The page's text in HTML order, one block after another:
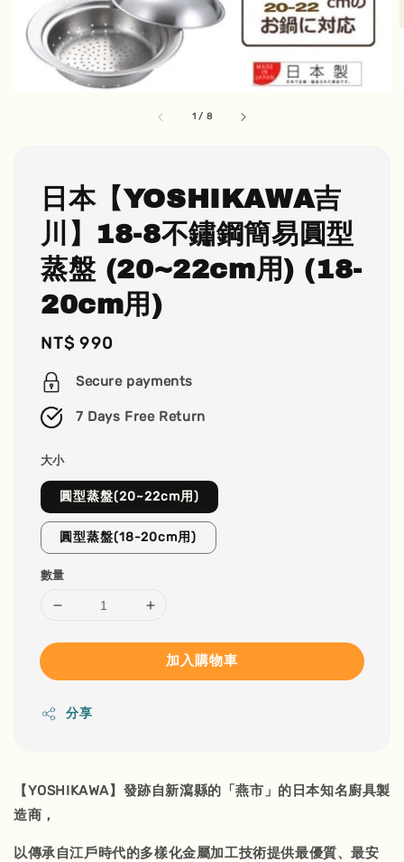
1 / 8
日本【YOSHIKAWA吉
川】18-8不鏽鋼簡易圓型
蒸盤 (20~22cm用) (18-
20cm用)
Regular
price
NT$ 990
Secure payments
7 Days Free Return
大小
圓型蒸盤(20~22cm用)
圓型蒸盤(18-20cm用)
數量
加入購物車
分享
【YOSHIKAWA】發跡自新瀉縣的「燕市」的日本知名廚具製
造商，
以傳承自江戶時代的多樣化金屬加工技術提供最優質、最安